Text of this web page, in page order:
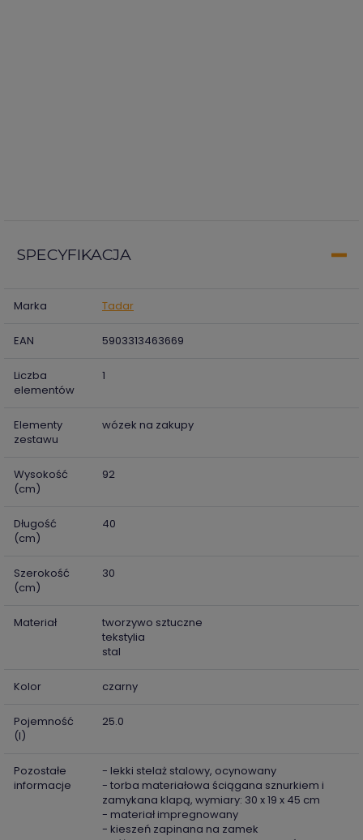
SPECYFIKACJA
Marka Tadar
EAN 5903313463669
Liczba
elementów
1
Elementy
zestawu
wózek na zakupy
Wysokość
(cm)
92
Długość
(cm)
40
Szerokość
(cm)
30
Materiał
tworzywo sztuczne
tekstylia
stal
Kolor czarny
Pojemność
(l)
25.0
Pozostałe
informacje
- lekki stelaż stalowy, ocynowany
- torba materiałowa ściągana sznurkiem i
zamykana klapą, wymiary: 30 x 19 x 45 cm
- materiał impregnowany
- kieszeń zapinana na zamek